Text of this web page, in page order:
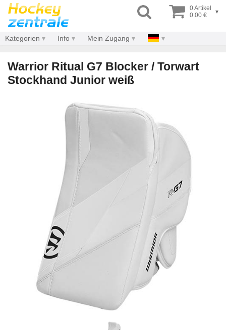
0 Artikel
0.00 €
▾
Kategorien Info Mein Zugang
Warrior Ritual G7 Blocker / Torwart
Stockhand Junior weiß